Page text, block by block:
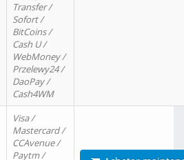
Transfer /
Sofort /
BitCoins /
Cash U /
WebMoney /
Przelewy24 /
DaoPay /
Cash4WM
Visa /
Mastercard /
CCAvenue /
Paytm /